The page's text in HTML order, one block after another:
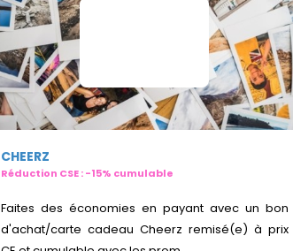
CHEERZ
Réduction CSE : -15% cumulable
Faites des économies en payant avec un bon
d'achat/carte cadeau Cheerz remisé(e) à prix